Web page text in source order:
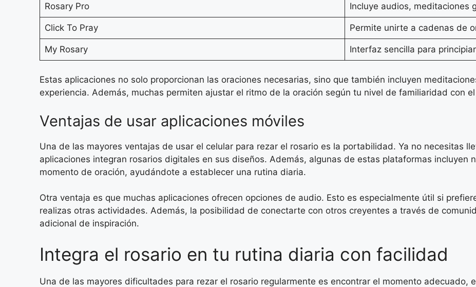
Rosary Pro Incluye audios, meditaciones
Click To Pray Permite unirte a cadenas de
My Rosary Interfaz sencilla para
Estas aplicaciones no solo proporcionan las oraciones necesarias, sino que también incluyen
experiencia. Además, muchas permiten ajustar el ritmo de la oración según tu nivel de familiaridad con
Ventajas de usar aplicaciones móviles
Una de las mayores ventajas de usar el celular para rezar el rosario es la portabilidad. Ya no necesitas
aplicaciones integran rosarios digitales en sus diseños. Además, algunas de estas plataformas incluyen
momento de oración, ayudándote a establecer una rutina diaria.
Otra ventaja es que muchas aplicaciones ofrecen opciones de audio. Esto es especialmente útil si
realizas otras actividades. Además, la posibilidad de conectarte con otros creyentes a través de
adicional de inspiración.
Integra el rosario en tu rutina diaria con facilidad
Una de las mayores dificultades para rezar el rosario regularmente es encontrar el momento adecuado,